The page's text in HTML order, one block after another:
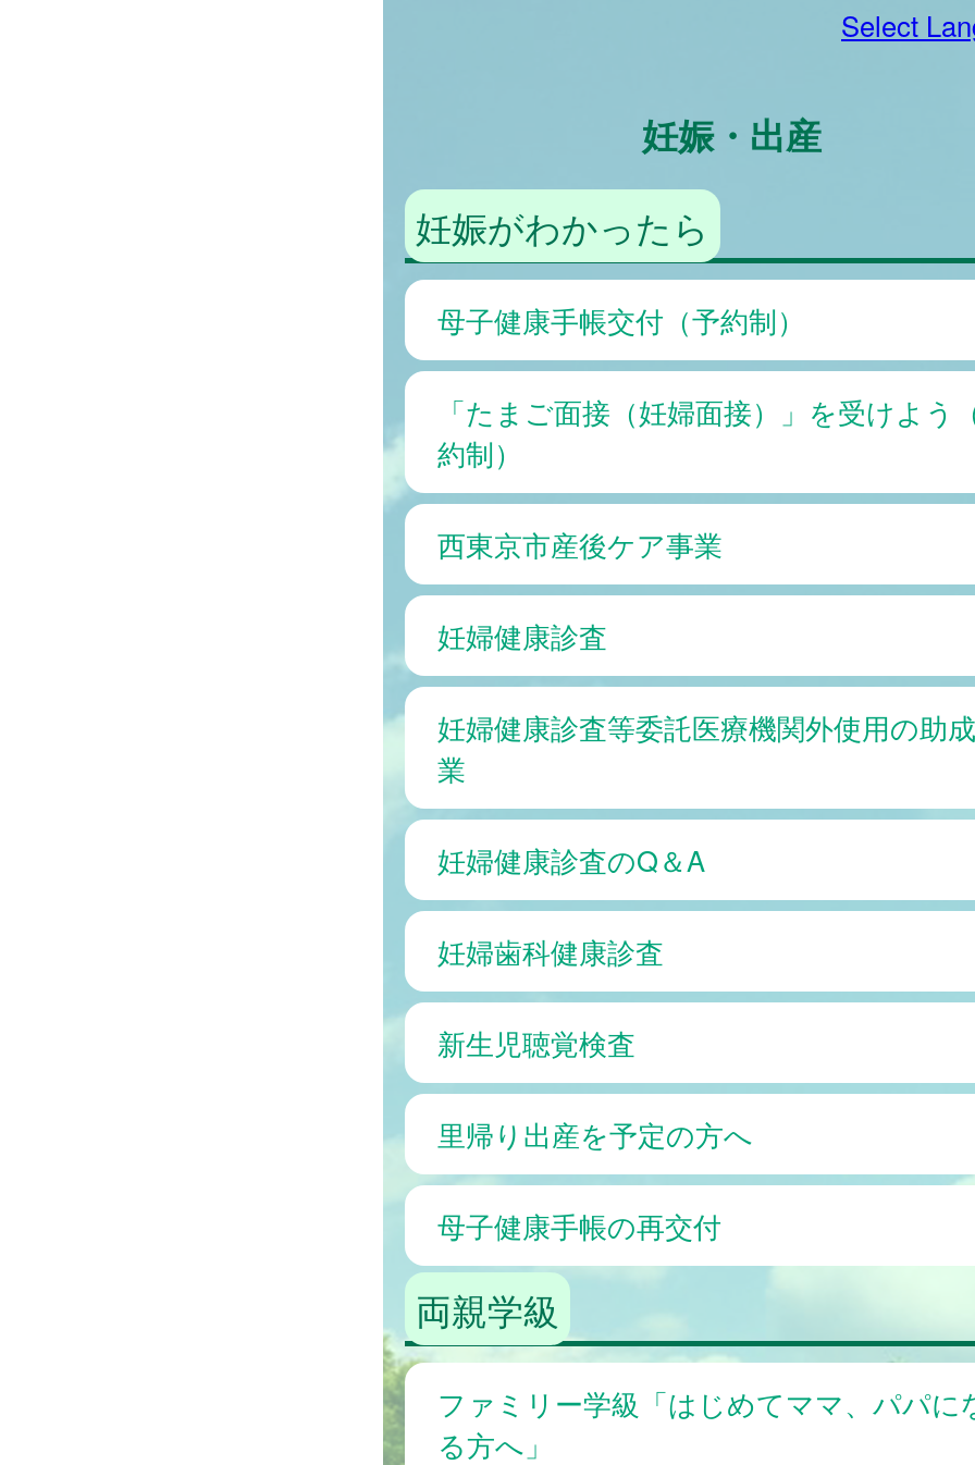
Select
妊娠・出産
妊娠がわかったら
母子健康手帳交付（予約制）
「たまご面接（妊婦面接）」を受けよう
約制）
西東京市産後ケア事業
妊婦健康診査
妊婦健康診査等委託医療機関外使用の助
業
妊婦健康診査のQ＆A
妊婦歯科健康診査
新生児聴覚検査
里帰り出産を予定の方へ
母子健康手帳の再交付
両親学級
ファミリー学級「はじめてママ、パパに
る方へ」